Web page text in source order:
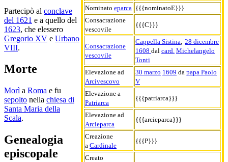
Nominato eparca {{{nominatoE}}}
Consacrazione
vescovile
{{{C}}}
Consacrazione
vescovile
Cappella Sistina, 28 dicembre
1608 dal card. Michelangelo
Tonti
Elevazione ad
Arcivescovo
30 marzo 1609 da papa Paolo
V
Elevazione a
Patriarca
{{{patriarca}}}
Elevazione ad
Arcieparca
{{{arcieparca}}}
Creazione
a Cardinale
{{{P}}}
Creato
Partecipò al conclave
del 1621 e a quello del
1623, che elessero
Gregorio XV e Urbano
VIII.
Morte
Morì a Roma e fu
sepolto nella chiesa di
Santa Maria della
Scala.
Genealogia
episcopale